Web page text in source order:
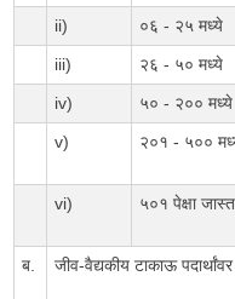
ii)
०६ - २५ मध्ये
iii)
२६ - ५० मध्ये
iv)
५० - २०० मध्ये
v)
२०१ - ५००
vi)
५०१ पेक्षा जास्त
ब.
जीव-वैद्यकीय टाकाऊ